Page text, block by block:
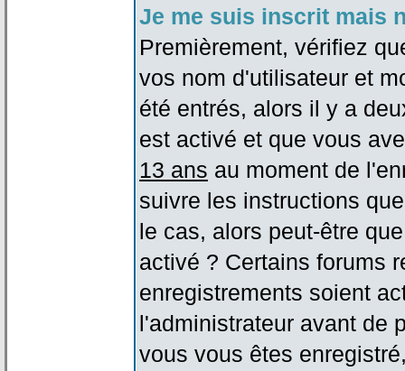
Je me suis inscrit mais
Premièrement, vérifiez
vos nom d'utilisateur et
été entrés, alors il y a
est activé et que vous
13 ans au moment de
suivre les instructions
le cas, alors peut-être
activé ? Certains forums
enregistrements soient
l'administrateur avant de
vous vous êtes